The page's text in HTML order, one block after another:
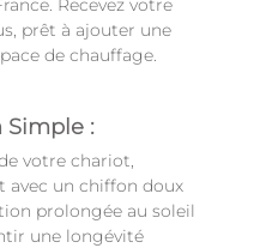
prêt à ajouter une
de chauffage.
Simple :
votre chariot,
avec un chiffon doux
prolongée au soleil
une longévité